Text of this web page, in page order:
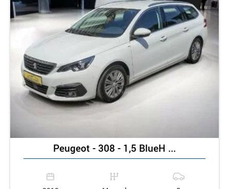
Peugeot - 308 - 1,5 BlueH ...